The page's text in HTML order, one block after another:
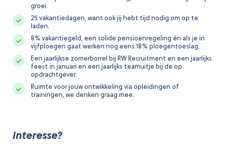
groei.
25 vakantiedagen, want ook jij hebt tijd nodig om op te
laden.
8% vakantiegeld, een solide pensioenregeling én als je in
vijfploegen gaat werken nog eens 18% ploegentoeslag.
Een jaarlijkse zomerborrel bij RW Recruitment en een jaarlijks
feest in januari en een jaarlijks teamuitje bij de op
opdrachtgever.
Ruimte voor jouw ontwikkeling via opleidingen of
trainingen, we denken graag mee.
Interesse?